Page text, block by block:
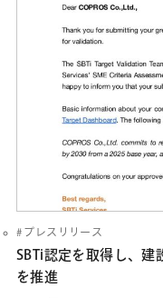
プレスリリース
SBTi認定を取得し、建
を推進